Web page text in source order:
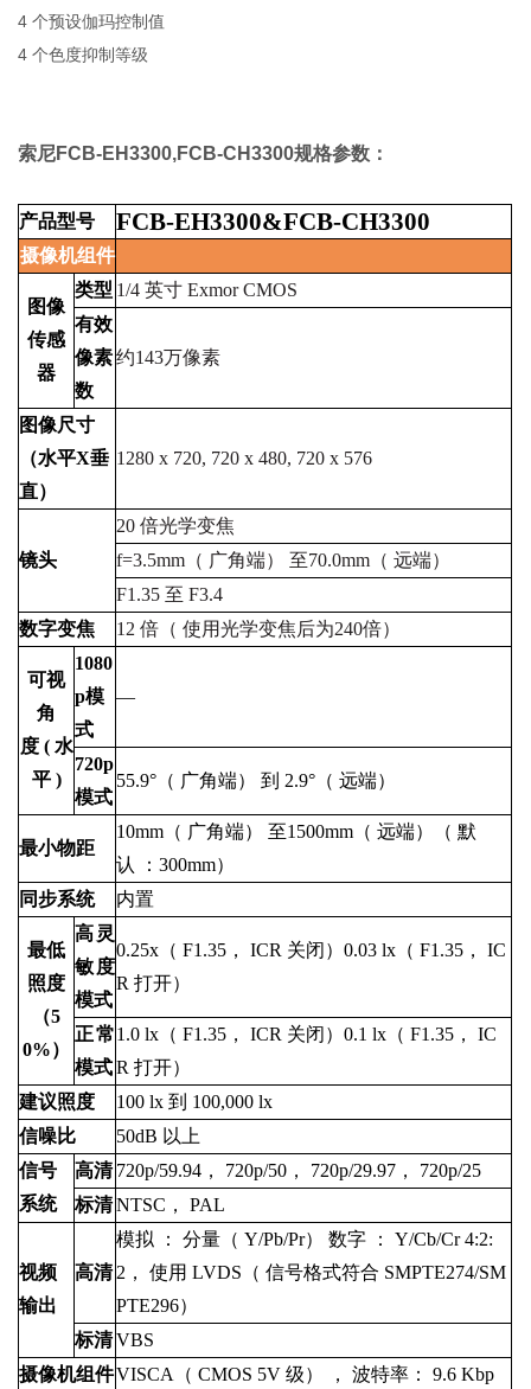
4 个预设伽玛控制值
4 个色度抑制等级
索尼FCB-EH3300,FCB-CH3300规格参数：
产品型号 FCB-EH3300&FCB-CH3300
摄像机组件
图像
传感
器
类型 1/4 英寸 Exmor CMOS
有效
像素
数
约143万像素
图像尺寸
（水平X垂
直）
1280 x 720, 720 x 480, 720 x 576
镜头
20 倍光学变焦
f=3.5mm （ 广角端） 至70.0mm （ 远端）
F1.35 至 F3.4
数字变焦
12 倍（ 使用光学变焦后为240倍）
可视
角
度 ( 水
平 )
1080
p模
式
—
720p
模式
55.9°（ 广角端） 到 2.9°（ 远端）
最小物距
10mm（ 广角端） 至1500mm（ 远端）（ 默
认
：300mm）
同步系统
内置
最低
照度
（5
0%）
高灵
敏度
模式
0.25x（ F1.35， ICR 关闭）0.03 lx（ F1.35，
IC
R 打开）
正常
模式
1.0 lx（ F1.35， ICR 关闭）0.1 lx（ F1.35，
IC
R 打开）
建议照度
100 lx 到 100,000 lx
信噪比
50dB 以上
信号
系统
高清 720p/59.94， 720p/50， 720p/29.97，
720p/25
标清NTSC， PAL
视频
输出
高清
模拟 ： 分量（ Y/Pb/Pr） 数字 ： Y/Cb/Cr 4:2:
2，
使用 LVDS（ 信号格式符合 SMPTE274/SM
PTE296）
标清VBS
摄像机组件VISCA（ CMOS 5V 级） ， 波特率： 9.6 Kbp